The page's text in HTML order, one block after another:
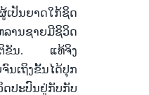
ເປັນຍາດໃກ້ຊິດ
ລານຊາຍມີຊິວິດ
ຂັນ. ແທ້ຈິງ
ຈົນເຖິງຂັ້ນໄດ້ປຸກ
ດປະປົນຢູ່ກັບກັບ